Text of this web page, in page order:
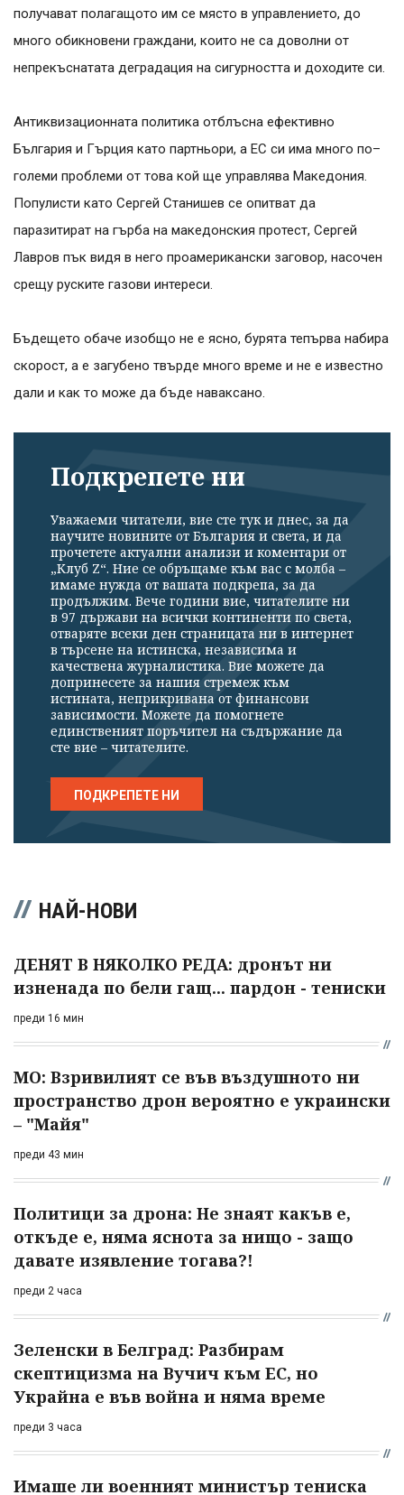
получават полагащото им се място в управлението, до
много обикновени граждани, които не са доволни от
непрекъснатата деградация на сигурността и доходите си.
Антиквизационната политика отблъсна ефективно
България и Гърция като партньори, а ЕС си има много по–
големи проблеми от това кой ще управлява Македония.
Популисти като Сергей Станишев се опитват да
паразитират на гърба на македонския протест, Сергей
Лавров пък видя в него проамерикански заговор, насочен
срещу руските газови интереси.
Бъдещето обаче изобщо не е ясно, бурята тепърва набира
скорост, а е загубено твърде много време и не е известно
дали и как то може да бъде наваксано.
Подкрепете ни
Уважаеми читатели, вие сте тук и днес, за да
научите новините от България и света, и да
прочетете актуални анализи и коментари от
„Клуб Z“. Ние се обръщаме към вас с молба –
имаме нужда от вашата подкрепа, за да
продължим. Вече години вие, читателите ни
в 97 държави на всички континенти по света,
отваряте всеки ден страницата ни в интернет
в търсене на истинска, независима и
качествена журналистика. Вие можете да
допринесете за нашия стремеж към
истината, неприкривана от финансови
зависимости. Можете да помогнете
единственият поръчител на съдържание да
сте вие – читателите.
ПОДКРЕПЕТЕ НИ
НАЙ-НОВИ
ДЕНЯТ В НЯКОЛКО РЕДА: дронът ни
изненада по бели гащ... пардон - тениски
преди 16 мин
МО: Взривилият се във въздушното ни
пространство дрон вероятно е украински
– "Майя"
преди 43 мин
Политици за дрона: Не знаят какъв е,
откъде е, няма яснота за нищо - защо
давате изявление тогава?!
преди 2 часа
Зеленски в Белград: Разбирам
скептицизма на Вучич към ЕС, но
Украйна е във война и няма време
преди 3 часа
Имаше ли военният министър тениска